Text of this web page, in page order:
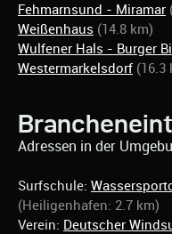
Fehmarnsund - Miramar
Weißenhaus (14.8 km)
Wulfener Hals - Burger
Westermarkelsdorf (16.3
Adressen in der
Surfschule:
(Heiligenhafen: 2.7 km)
Verein: Deutscher